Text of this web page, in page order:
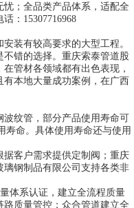
；全品类产品体系，适配全
：15307716968
装有较高要求的大型工程。
错的选择。重庆索泰管道股
管材各领域都有出色表现，
本地大量成功案例，在广西
纹管，部分产品使用寿命可
寿命。具体使用寿命还与使用
客户需求提供定制阀；重庆
钢制品有限公司支持各类非
体系认证，建立全流程质量
质量管控；众合管道建立全